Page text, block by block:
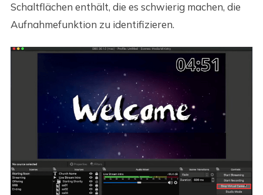
Schaltflächen enthält, die es schwierig machen, die
Aufnahmefunktion zu identifizieren.